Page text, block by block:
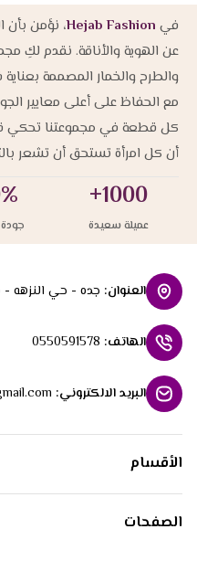
في Hejab Fashion، نؤمن بأن
عن الهوية والأناقة. نقدم لكِ
والطرح والخمار المصممة بعناية
مع الحفاظ على أعلى معايير
كل قطعة في مجموعتنا تحكي
أن كل امرأة تستحق أن تشعر
1000+
عميلة سعيدة
العنوان: جده - حي النزهه
الهاتف:
0550591578
البريد الالكتروني:
الأقسام
الصفحات